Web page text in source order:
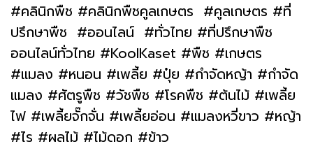
#คลินิกพืช #คลินิกพืชคูลเกษตร #คูลเกษตร #ที่
ปรึกษาพืช #ออนไลน์ #ทั่วไทย #ที่ปรึกษาพืช
ออนไลน์ทั่วไทย #KoolKaset #พืช #เกษตร
#แมลง #หนอน #เพลี้ย #ปุ๋ย #กำจัดหญ้า #กำจัด
แมลง #ศัตรูพืช #วัชพืช #โรคพืช #ต้นไม้ #เพลี้ย
ไฟ #เพลี้ยจั๊กจั่น #เพลี้ยอ่อน #แมลงหวี่ขาว #หญ้า
#ไร #ผลไม้ #ไม้ดอก #ข้าว